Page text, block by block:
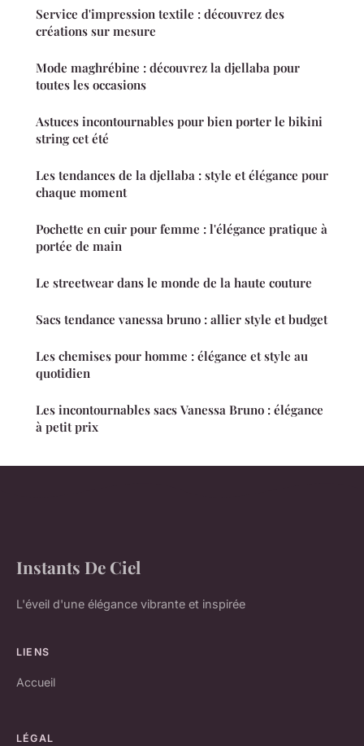
Service d'impression textile : découvrez des
créations sur mesure
Mode maghrébine : découvrez la djellaba pour
toutes les occasions
Astuces incontournables pour bien porter le bikini
string cet été
Les tendances de la djellaba : style et élégance pour
chaque moment
Pochette en cuir pour femme : l'élégance pratique à
portée de main
Le streetwear dans le monde de la haute couture
Sacs tendance vanessa bruno : allier style et budget
Les chemises pour homme : élégance et style au
quotidien
Les incontournables sacs Vanessa Bruno : élégance
à petit prix
Instants De Ciel
L'éveil d'une élégance vibrante et inspirée
LIENS
Accueil
LÉGAL